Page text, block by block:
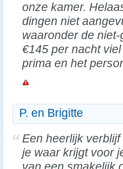
onze kamer.
dingen niet
waaronder de
€145 per nacht
prima en het
P. en Brigitte
Een heerlijk
je waar krijgt voor